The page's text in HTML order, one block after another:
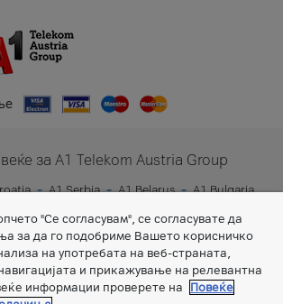
за A1 Telekom Austria Group
A1 Serbia A1 Belarus
A1 Bulgaria
"Се согласувам", се согласувате да
за да го подобриме Вашето корисничко
на употребата на веб-страната,
и прикажување на релевантна
информации проверете на
Повеќе